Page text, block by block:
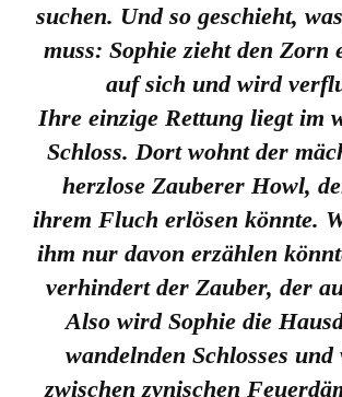
suchen. Und so geschieht,
muss: Sophie zieht den Zorn
auf sich und wird
Ihre einzige Rettung liegt im
Schloss. Dort wohnt der
herzlose Zauberer Howl,
ihrem Fluch erlösen könnte.
ihm nur davon erzählen
verhindert der Zauber, der
Also wird Sophie die
wandelnden Schlosses und
zwischen zynischen